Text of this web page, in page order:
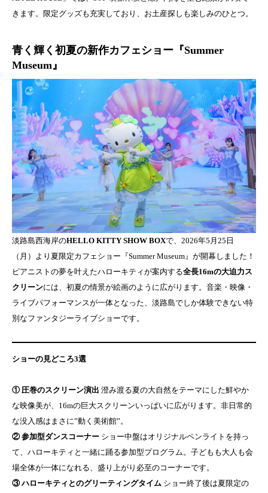
きます。限定グッズも充実しており、お土産探しも楽しみのひとつ。
青く輝く初夏の新作カフェショー『Summer
Museum』
淡路島西海岸のHELLO KITTY SHOW BOXで、2026年5月25日
（月）より夏限定カフェショー『Summer Museum』が開幕しました！
ピアニストの夢を叶えたハローキティが案内する全長16mの大迫力ス
クリーンには、初夏の情景が絵画のように広がります。音楽・映像・
ライブパフォーマンスが一体となった、淡路島でしか体験できない特
別なファンタジーライブショーです。
ショーの見どころ3選
① 圧巻のスクリーン演出 澄み渡る夏の大自然をテーマにした鮮やか
な映像美が、16mの巨大スクリーンいっぱいに広がります。非日常的
な没入感はまさに”動く美術館”。
② 参加型ダンスコーナー ショー中盤はオリジナルペンライトを持っ
て、ハローキティと一緒に踊る参加型プログラム。子どもも大人も会
場全体が一体になれる、盛り上がり必至のコーナーです。
③ ハローキティとのグリーティングタイム ショー終了後は夏限定の